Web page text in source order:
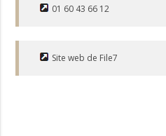
01 60 43 66 12
Site web de File7